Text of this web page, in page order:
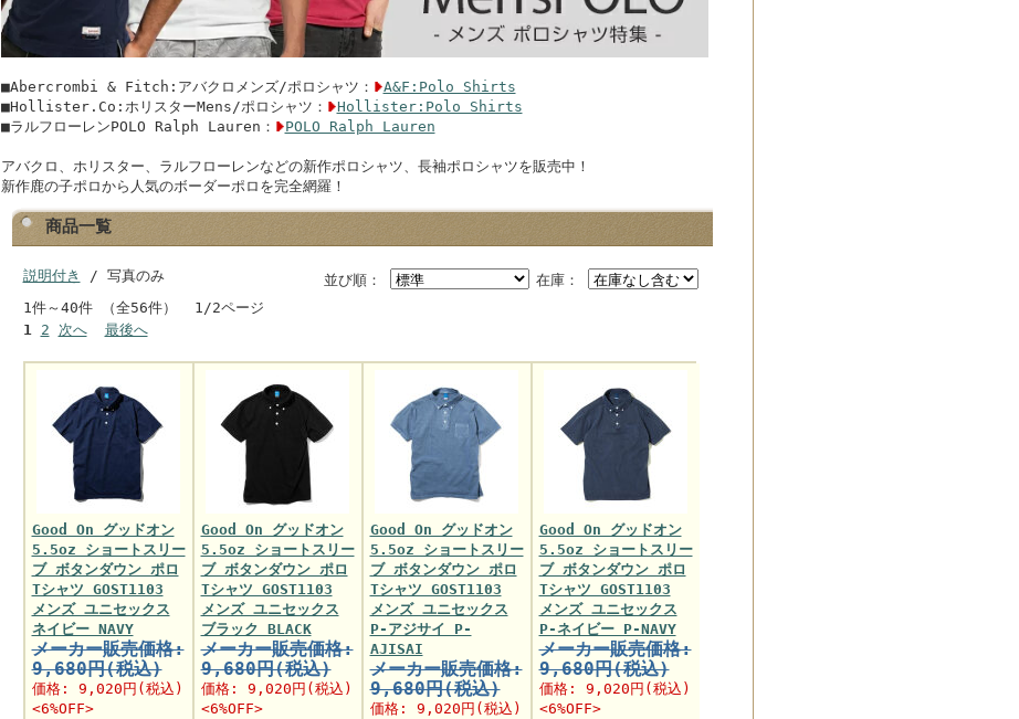
■Abercrombi & Fitch:アバクロメンズ/ポロシャツ：
A&F:Polo Shirts
■Hollister.Co:ホリスターMens/ポロシャツ：
Hollister:Polo Shirts
■ラルフローレンPOLO Ralph Lauren：
POLO Ralph Lauren
アバクロ、ホリスター、ラルフローレンなどの新作ポロシャツ、長袖ポロシャツを販売中！
新作鹿の子ポロから人気のボーダーポロを完全網羅！
商品一覧
在庫：
並び順：
説明付き
/ 写真のみ
1件～40件 （全56件） 1/2ページ
1
2 次へ 最後へ
Good On グッドオン
5.5oz ショートスリー
ブ ボタンダウン ポロ
Tシャツ GOST1103
メンズ ユニセックス
ネイビー NAVY
メーカー販売価格:
9,680円(税込)
価格: 9,020円 (税込)
<6%OFF>
Good On グッドオン
5.5oz ショートスリー
ブ ボタンダウン ポロ
Tシャツ GOST1103
メンズ ユニセックス
ブラック BLACK
メーカー販売価格:
9,680円(税込)
価格: 9,020円 (税込)
<6%OFF>
Good On グッドオン
5.5oz ショートスリー
ブ ボタンダウン ポロ
Tシャツ GOST1103
メンズ ユニセックス
P-アジサイ P-
AJISAI
メーカー販売価格:
9,680円(税込)
価格: 9,020円 (税込)
Good On グッドオン
5.5oz ショートスリー
ブ ボタンダウン ポロ
Tシャツ GOST1103
メンズ ユニセックス
P-ネイビー P-NAVY
メーカー販売価格:
9,680円(税込)
価格: 9,020円 (税込)
<6%OFF>